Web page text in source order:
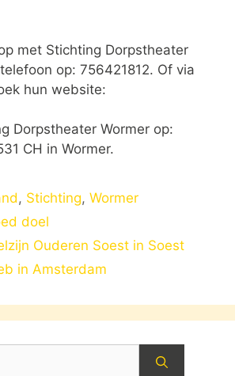
met Stichting Dorpstheater
op: 756421812. Of via
hun website:
Dorpstheater Wormer op:
CH in Wormer.
, Stichting,Wormer
doel
Ouderen Soest in Soest
in Amsterdam